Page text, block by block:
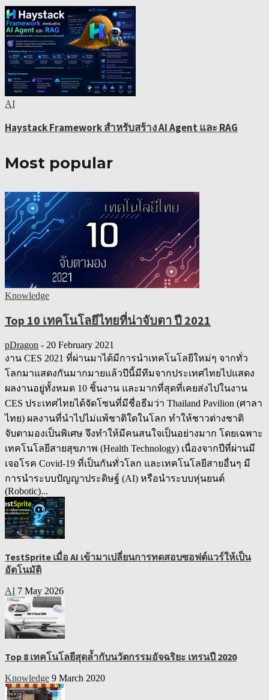
AI
Haystack Framework สำหรับสร้าง AI Agent และ RAG
Most popular
Knowledge
Top 10 เทคโนโลยีไทยที่น่าจับตา ปี 2021
pDragon - 20 February 2021
งาน CES 2021 ที่ผ่านมาได้มีการนำเทคโนโลยีใหม่ๆ จากทั่ว
โลกมาแสดงกันมากมายแล้วปีนี้มีทีมจากประเทศไทยไปแสดง
ผลงานอยู่ทั้งหมด 10 ชิ้นงาน และมากที่สุดที่เคยส่งไปในงาน
CES ประเทศไทยได้จัดโซนที่มีชื่อธีมว่า Thailand Pavilion (ศาลา
ไทย) ผลงานที่นำไปไม่แพ้ชาติใดในโลก ทำให้ชาวต่างชาติ
จับตามองเป็นพิเศษ จึงทำให้มีคนสนใจเป็นอย่างมาก โดยเฉพาะ
เทคโนโลยีสายสุขภาพ (Health Technology) เนื่องจากปีที่ผ่านมี
เจอโรค Covid-19 ที่เป็นกันทั่วโลก และเทคโนโลยีสายอื่นๆ มี
การนำระบบปัญญาประดิษฐ์ (AI) หรือนำระบบหุ่นยนต์
(Robotic)...
TestSprite เมื่อ AI เข้ามาเปลี่ยนการทดสอบซอฟต์แวร์ให้เป็น
อัตโนมัติ
AI 7 May 2026
Top 8 เทคโนโลยีสุดล้ำกับนวัตกรรมอัจฉริยะ เทรนปี 2020
Knowledge 9 March 2020